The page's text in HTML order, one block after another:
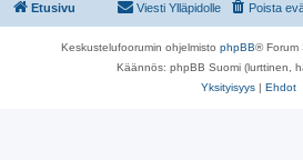
Etusivu Poista
Viesti Ylläpidolle
Keskustelufoorumin ohjelmisto phpBB® Forum
Käännös: phpBB Suomi (lurttinen,
Yksityisyys | Ehdot